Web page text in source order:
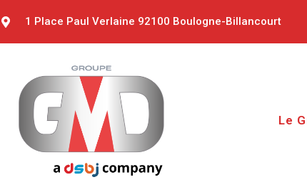
1 Place Paul Verlaine 92100 Boulogne-Billancourt
Le